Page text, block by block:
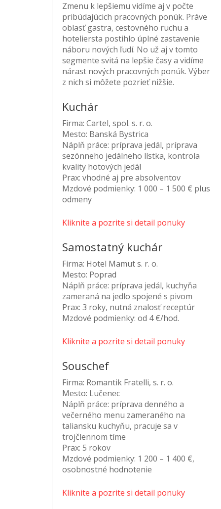
Zmenu k lepšiemu vidíme aj v počte
pribúdajúcich pracovných ponúk. Práve
oblasť gastra, cestovného ruchu a
hoteliersta postihlo úplné zastavenie
náboru nových ľudí. No už aj v tomto
segmente svitá na lepšie časy a vidíme
nárast nových pracovných ponúk. Výber
z nich si môžete pozrieť nižšie.
Kuchár
Firma:Cartel, spol. s. r. o.
Mesto: Banská Bystrica
Náplň práce: príprava jedál, príprava
sezónneho jedálneho lístka, kontrola
kvality hotových jedál
Prax: vhodné aj pre absolventov
Mzdové podmienky: 1 000 – 1 500 € plus
odmeny
Kliknite a pozrite si detail ponuky
Samostatný kuchár
Firma: Hotel Mamut s. r. o.
Mesto: Poprad
Náplň práce: príprava jedál, kuchyňa
zameraná na jedlo spojené s pivom
Prax: 3 roky, nutná znalosť receptúr
Mzdové podmienky: od 4 €/hod.
Kliknite a pozrite si detail ponuky
Souschef
Firma: Romantik Fratelli, s. r. o.
Mesto: Lučenec
Náplň práce: príprava denného a
večerného menu zameraného na
taliansku kuchyňu, pracuje sa v
trojčlennom tíme
Prax: 5 rokov
Mzdové podmienky: 1 200 – 1 400 €,
osobnostné hodnotenie
Kliknite a pozrite si detail ponuky